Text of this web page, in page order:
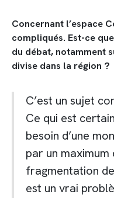
Concernant l’espace
compliqués. Est-ce
du débat, notamment
divise dans la région ?
C’est un sujet
Ce qui est
besoin d’une
par un maximum
fragmentation
est un vrai